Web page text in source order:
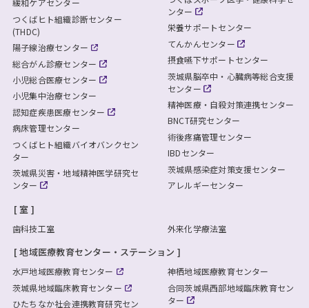
緩和ケアセンター
つくばヒト組織診断センター
(THDC)
陽子線治療センター
総合がん診療センター
小児総合医療センター
小児集中治療センター
認知症疾患医療センター
病床管理センター
つくばヒト組織バイオバンクセン
ター
茨城県災害・地域精神医学研究セ
ンター
ンター
栄養サポートセンター
てんかんセンター
摂食嚥下サポートセンター
茨城県脳卒中・心臓病等総合支援
センター
精神医療・自殺対策連携センター
BNCT研究センター
術後疼痛管理センター
IBDセンター
茨城県感染症対策支援センター
アレルギーセンター
室
歯科技工室 外来化学療法室
地域医療教育センター・ステーション
水戸地域医療教育センター
茨城県地域臨床教育センター
ひたちなか社会連携教育研究セン
神栖地域医療教育センター
合同茨城県西部地域臨床教育セン
ター